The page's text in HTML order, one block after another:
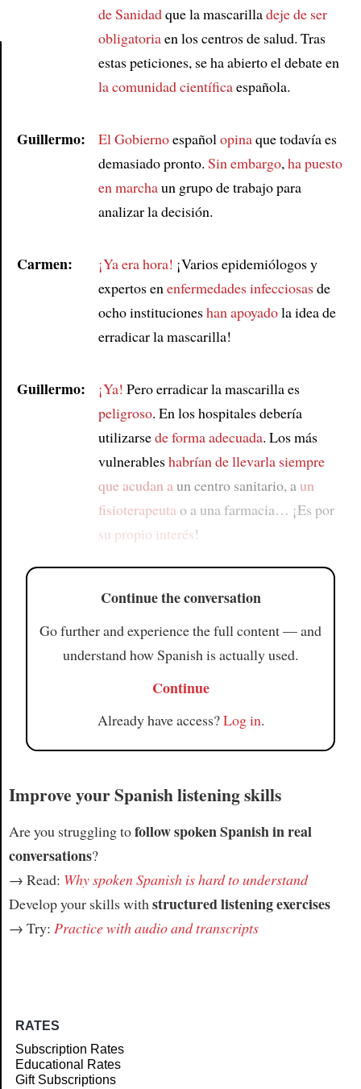
de Sanidadque la mascarilladeje de ser
obligatoriaen los centros de salud. Tras
estas peticiones, se ha abierto el debate en
la comunidad científicaespañola.
Guillermo: El Gobiernoespañol opinaque todavía es
demasiado pronto. Sin embargo, ha puesto
en marchaun grupo de trabajo para
analizar la decisión.
Carmen: ¡Ya era hora! ¡Varios epidemiólogos y
expertos en enfermedades infecciosasde
ocho institucioneshan apoyadola idea de
erradicar la mascarilla!
Guillermo: ¡Ya! Pero erradicar la mascarilla es
peligroso. En los hospitales debería
utilizarsede forma adecuada. Los más
vulnerableshabrían de llevarla siempre
que acudan a un centro sanitario, a un
fisioterapeuta o a una farmacia… ¡Es por
su propio interés!
Continue the conversation
Go further and experience the full content — and
understand how Spanish is actually used.
Continue
Already have access?Log in.
Improve your Spanish listening skills
Are you struggling tofollow spoken Spanish in real
conversations?
→ Read: Why spoken Spanish is hard to understand
Develop your skills withstructured listening exercises
→ Try: Practice with audio and transcripts
RATES
Subscription Rates
Educational Rates
Gift Subscriptions